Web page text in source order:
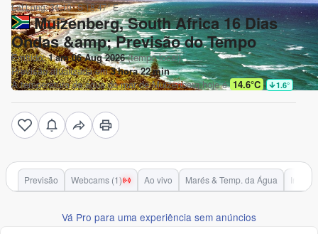
Lat Long:34.10° S18.47° E
Muizenberg, South Africa 16 Dias
Ondas &amp; Previsão do Tempo
Emitido:1 am 06 Aug 2026(tempo local)
Previsão atualizada em3hora22min
A temperatura da água do mar deMuizenberghoje é 14.6°C 1.6°
Previsão Webcams (1) Ao vivo Marés & Temp. da Água
Vá Pro para uma experiência sem anúncios